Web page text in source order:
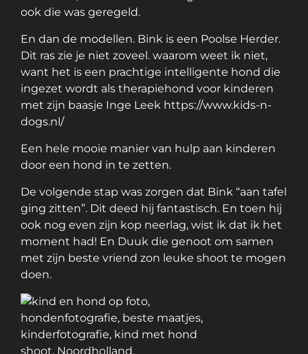
ook die was geregeld.
En dan de modellen. Bink is een Poolse Herder.
Dit ras zie je niet zoveel. waarom weet ik niet,
want het is een prachtige intelligente hond die
ingezet wordt als therapiehond voor kinderen
met zijn baasje Inge Leek https://www.kids-n-
dogs.nl/
Een hele mooie manier van hulp aan kinderen
door een hond in te zetten.
De volgende stap was zorgen dat Bink “aan tafel
ging zitten”. Dit deed hij fantastisch. En toen hij
ook nog even zijn kop neerlag, wist ik dat ik het
moment had! En Duuk die genoot om samen
met zijn beste vriend zon leuke shoot te mogen
doen.